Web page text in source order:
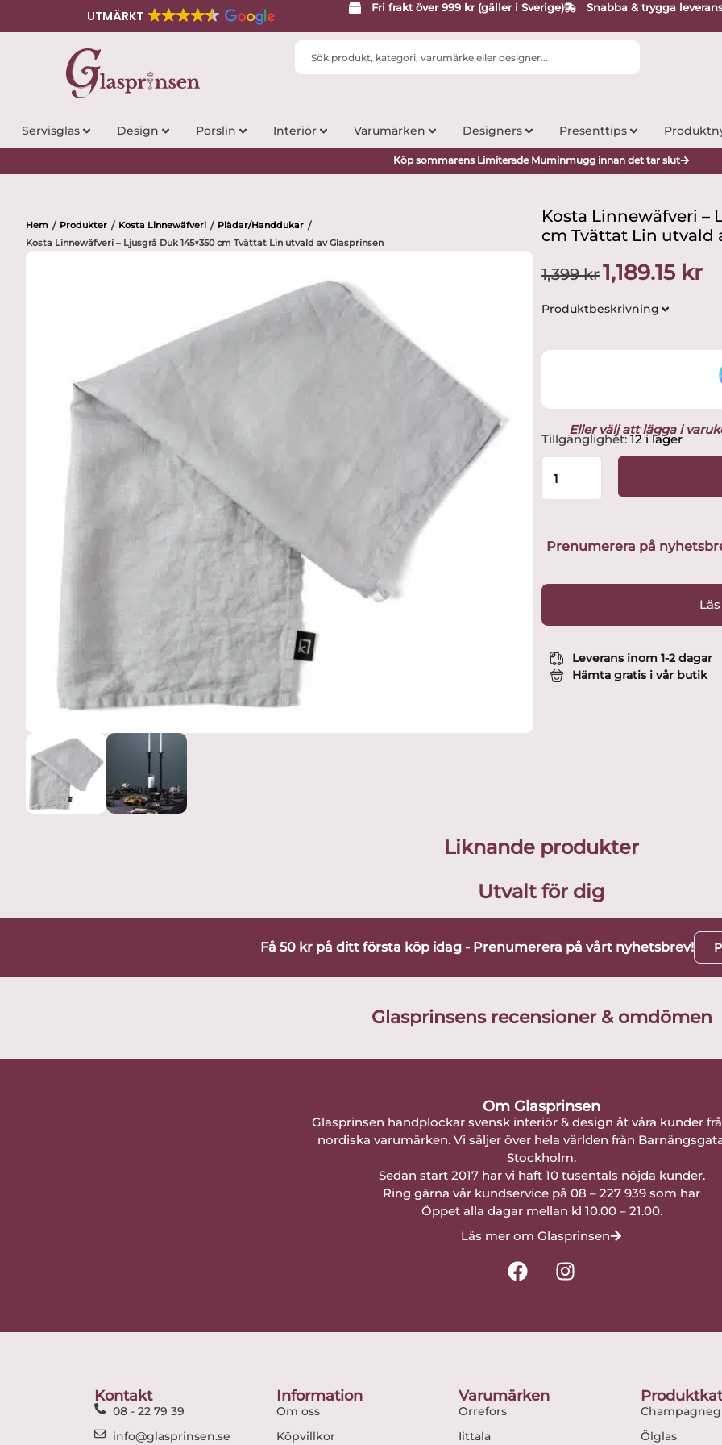
UTMÄRKT
Fri frakt över 999 kr (gäller i Sverige) Snabba & trygga
Search
Servisglas Design Porslin Interiör Varumärken Designers Presenttips
Köp sommarens Limiterade Muminmugg innan det tar slut
Hem / Produkter / Kosta Linnewäfveri / Plädar/Handdukar /
Kosta Linnewäfveri – Ljusgrå Duk 145×350 cm Tvättat Lin utvald av Glasprinsen
Kosta Linnewäfveri –
cm Tvättat Lin utvald
1,399kr Det
ursprungliga
priset
1,189.15 krDet
Produktbeskrivning
Eller välj att lägga i
Tillgänglighet: 12 i lager
Kosta
Linnewäfveri
cm
Lin
mängd
Prenumerera på
Leverans inom 1-2 dagar
Hämta gratis i vår butik
Liknande produkter
Utvalt för dig
Få 50 kr på ditt första köp idag - Prenumerera på vårt nyhetsbrev!
Glasprinsens recensioner & omdömen
Om Glasprinsen
Glasprinsen handplockar svensk interiör & design åt våra kunder
nordiska varumärken. Vi säljer över hela världen från
Stockholm.
Sedan start 2017 har vi haft 10 tusentals nöjda kunder.
Ring gärna vår kundservice på 08 – 227 939 som har
Öppet alla dagar mellan kl 10.00 – 21.00.
Läs mer om Glasprinsen
F
a
k
I
n
Kontakt
08 - 22 79 39
info@glasprinsen.se
Information
Om oss
Köpvillkor
Varumärken
Orrefors
Iittala
Ölglas